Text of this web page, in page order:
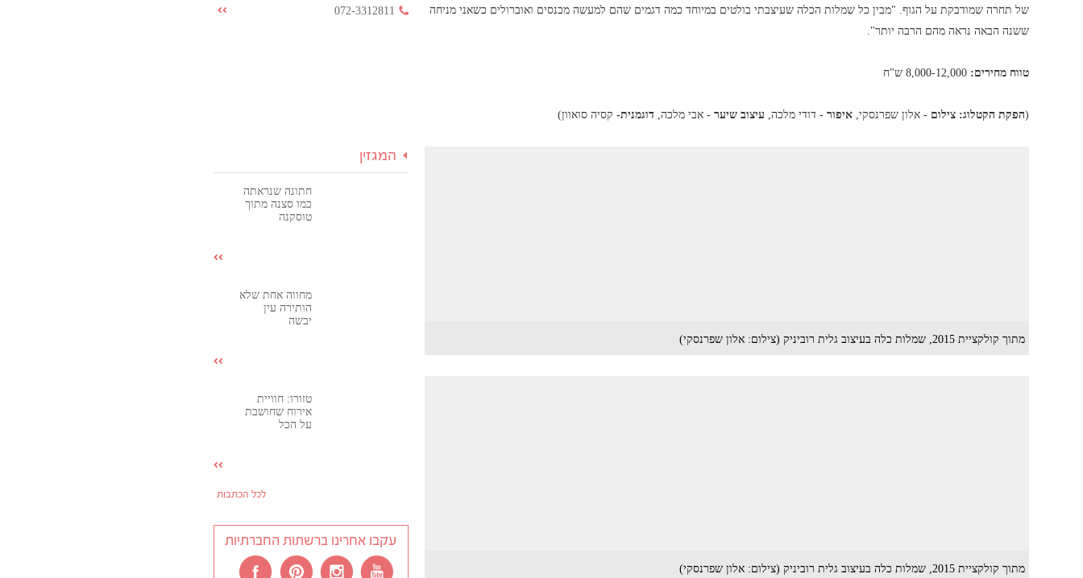
של תחרה שמודבקת על הגוף. "מבין כל שמלות הכלה שעיצבתי בולטים במיוחד כמה דגמים שהם למעשה מכנסים ואוברולים כשאני מניחה
ששנה הבאה נראה מהם הרבה יותר".
טווח מחירים: 8,000-12,000 ש"ח
(הפקת הקטלוג: צילום - אלון שפרנסקי,איפור - דודי מלכה, עיצוב שיער -אבי מלכה, דוגמנית- קסיה סואוון)
מתוך קולקציית 2015, שמלות כלה בעיצוב גלית רוביניק (צילום: אלון שפרנסקי)
מתוך קולקציית 2015, שמלות כלה בעיצוב גלית רוביניק (צילום: אלון שפרנסקי)
072-3312811
המגזין
חתונה שנראתה
כמו סצנה מתוך
טוסקנה
מחווה אחת שלא
הותירה עין
יבשה
טזורו: חוויית
אירוח שחושבת
על הכל
לכל הכתבות
עקבו אחרינו ברשתות החברתיות